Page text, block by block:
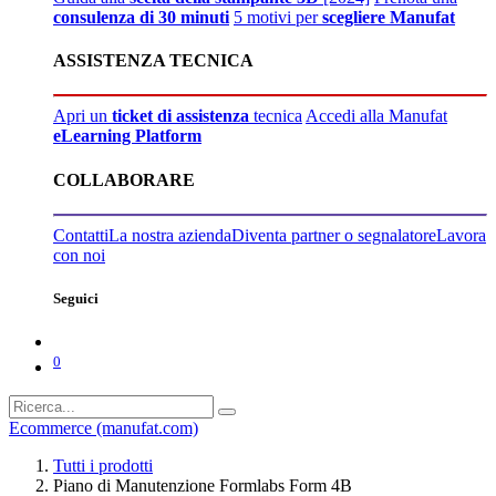
consulenza di 30 minuti 5 motivi perscegliere Manufat
ASSISTENZA TECNICA
Apri un ticket di assistenza tecnicaAccedi alla Manufat
eLearning Platform
COLLABORARE
ContattiLa nostra aziendaDiventa partner o segnalatoreLavora
con noi
Seguici
0
Ecommerce (manufat.com)
Tutti i prodotti
Piano di Manutenzione Formlabs Form 4B